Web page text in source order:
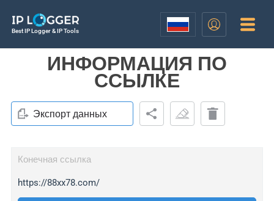
Best IP Logger & IP Tools
ИНФОРМАЦИЯ ПО
ССЫЛКЕ
Экспорт данных
Конечная ссылка
https://88xx78.com/